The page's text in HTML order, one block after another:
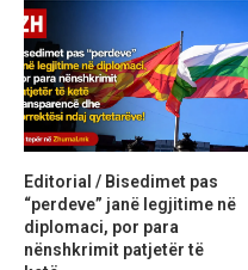
Editorial / Bisedimet pas
“perdeve” janë legjitime në
diplomaci, por para
nënshkrimit patjetër të